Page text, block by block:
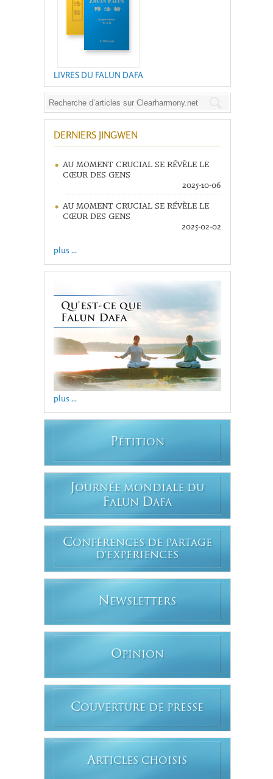
LIVRES DU FALUN DAFA
DERNIERS JINGWEN
AU MOMENT CRUCIAL SE RÉVÈLE LE
CŒUR DES GENS
2025-10-06
AU MOMENT CRUCIAL SE RÉVÈLE LE
CŒUR DES GENS
2025-02-02
plus ...
plus ...
PÉTITION
JOURNÉE MONDIALE DU
FALUN DAFA
CONFÉRENCES DE PARTAGE
D'EXPERIENCES
N EWSLETTERS
OPINION
COUVERTURE DE PRESSE
ARTICLES CHOISIS